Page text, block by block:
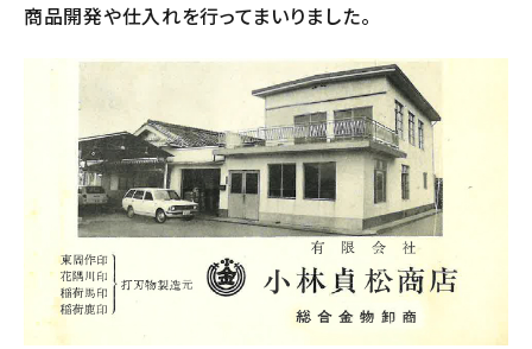
商品開発や仕入れを行ってまいりました。